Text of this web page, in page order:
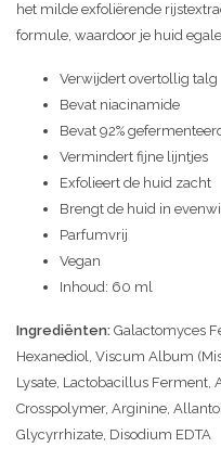
het milde exfoliërende
formule, waardoor je huid
Verwijdert overtollig talg
Bevat niacinamide
Bevat 92%
Vermindert fijne lijntjes
Exfolieert de huid zacht
Brengt de huid in
Parfumvrij
Vegan
Inhoud: 60 ml
Ingrediënten: Galactomyces
Hexanediol, Viscum Album
Lysate, Lactobacillus
Crosspolymer, Arginine,
Glycyrrhizate, Disodium EDTA